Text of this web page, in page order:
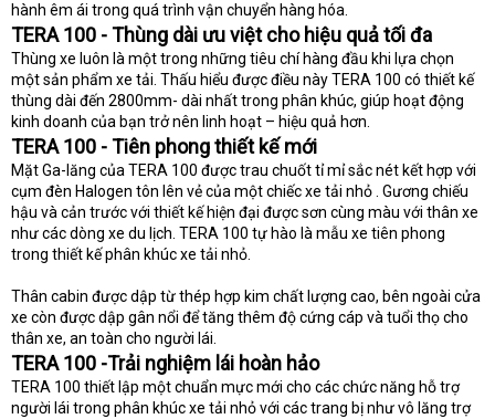
hành êm ái trong quá trình vận chuyển hàng hóa.
TERA 100 - Thùng dài ưu việt cho hiệu quả tối đa
Thùng xe luôn là một trong những tiêu chí hàng đầu khi lựa chọn
một sản phẩm xe tải. Thấu hiểu được điều này TERA 100 có thiết kế
thùng dài đến 2800mm- dài nhất trong phân khúc, giúp hoạt động
kinh doanh của bạn trở nên linh hoạt – hiệu quả hơn.
TERA 100 - Tiên phong thiết kế mới
Mặt Ga-lăng của TERA 100 được trau chuốt tỉ mỉ sắc nét kết hợp với
cụm đèn Halogen tôn lên vẻ của một chiếc xe tải nhỏ . Gương chiếu
hậu và cản trước với thiết kế hiện đại được sơn cùng màu với thân xe
như các dòng xe du lịch. TERA 100 tự hào là mẫu xe tiên phong
trong thiết kế phân khúc xe tải nhỏ.
Thân cabin được dập từ thép hợp kim chất lượng cao, bên ngoài cửa
xe còn được dập gân nổi để tăng thêm độ cứng cáp và tuổi thọ cho
thân xe, an toàn cho người lái.
TERA 100 -Trải nghiệm lái hoàn hảo
TERA 100 thiết lập một chuẩn mực mới cho các chức năng hỗ trợ
người lái trong phân khúc xe tải nhỏ với các trang bị như vô lăng trợ